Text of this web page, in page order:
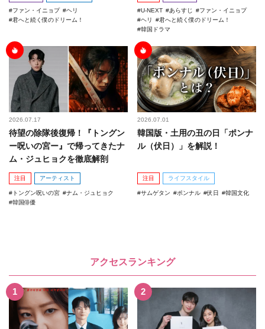
ファン・イニョプ
ヘリ
君へと続く僕のドリーム！
U-NEXT あらすじ
ファン・イニョプ
ヘリ
君へと続く僕のドリーム！
韓国ドラマ
2026.07.17
待望の除隊後復帰！『トングン
ー呪いの宮ー』で帰ってきたナ
ム・ジュヒョクを徹底解剖
注目 アーティスト
トングン呪いの宮
ナム・ジュヒョク
韓国俳優
2026.07.01
韓国版・土用の丑の日「ポンナ
ル（伏日）」を解説！
注目 ライフスタイル
サムゲタン ポンナル 伏日 韓国文化
アクセスランキング